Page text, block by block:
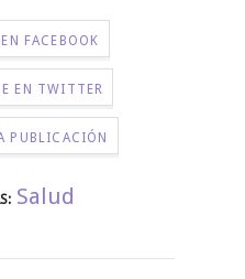
FACEBOOK
EN TWITTER
PUBLICACIÓN
Salud